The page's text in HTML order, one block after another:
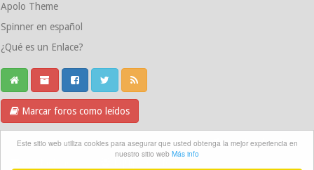
Este sitio web utiliza cookies para asegurar que usted obtenga la mejor experiencia en
nuestro sitio web Más info
Apolo Theme
Spinner en español
¿Qué es un Enlace?
Marcar foros como leídos
Grupo Telegram